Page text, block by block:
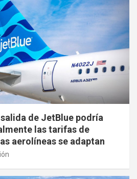
de JetBlue podría
las tarifas de
aerolíneas se adaptan